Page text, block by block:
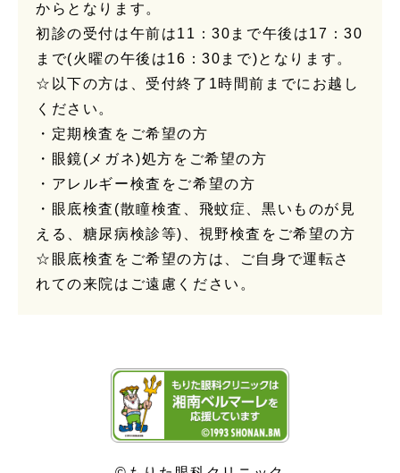
からとなります。
初診の受付は午前は11：30まで午後は17：30
まで(火曜の午後は16：30まで)となります。
☆以下の方は、受付終了1時間前までにお越し
ください。
・定期検査をご希望の方
・眼鏡(メガネ)処方をご希望の方
・アレルギー検査をご希望の方
・眼底検査(散瞳検査、飛蚊症、黒いものが見
える、糖尿病検診等)、視野検査をご希望の方
☆眼底検査をご希望の方は、ご自身で運転さ
れての来院はご遠慮ください。